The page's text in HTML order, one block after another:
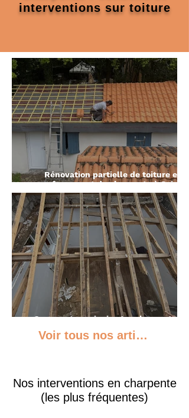
interventions sur toiture
Rénovation partielle de toiture et
renforcement de charpente à Saint-
Herblain
Comment savoir si votre charpente est
Voir tous nos articles liés à ce service
Nos interventions en charpente
(les plus fréquentes)